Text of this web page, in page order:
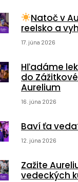
Natoč v
reelsko a
17. júna 2026
Hľadáme
do
Aurelium
16. júna 2026
Baví ťa
12. júna 2026
Zažite
vedeckých